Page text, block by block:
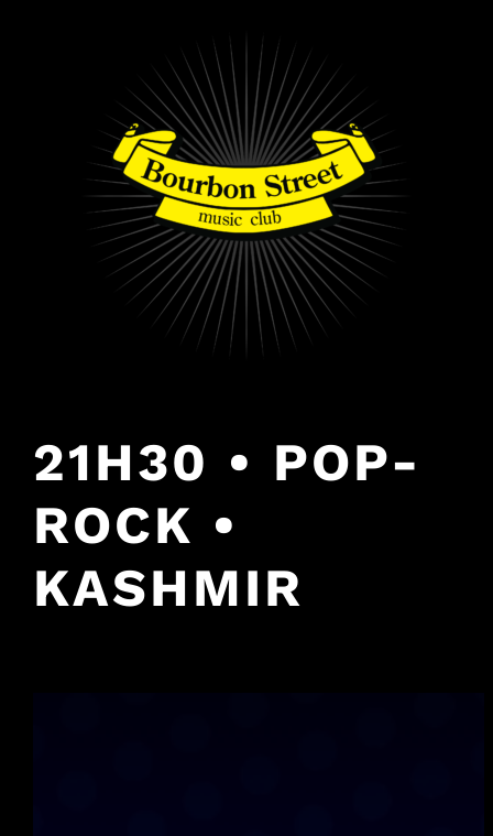
21H30 • POP-
ROCK •
KASHMIR